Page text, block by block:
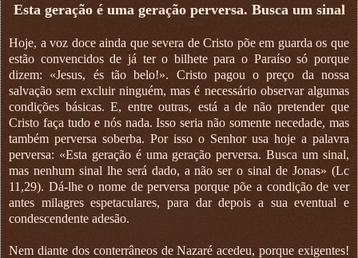
Esta geração é uma geração perversa. Busca um sinal
Hoje, a voz doce ainda que severa de Cristo põe em guarda os que
estão convencidos de já ter o bilhete para o Paraíso só porque
dizem: «Jesus, és tão belo!». Cristo pagou o preço da nossa
salvação sem excluir ninguém, mas é necessário observar algumas
condições básicas. E, entre outras, está a de não pretender que
Cristo faça tudo e nós nada. Isso seria não somente necedade, mas
também perversa soberba. Por isso o Senhor usa hoje a palavra
perversa: «Esta geração é uma geração perversa. Busca um sinal,
mas nenhum sinal lhe será dado, a não ser o sinal de Jonas» (Lc
11,29). Dá-lhe o nome de perversa porque põe a condição de ver
antes milagres espetaculares, para dar depois a sua eventual e
condescendente adesão.
Nem diante dos conterrâneos de Nazaré acedeu, porque exigentes!